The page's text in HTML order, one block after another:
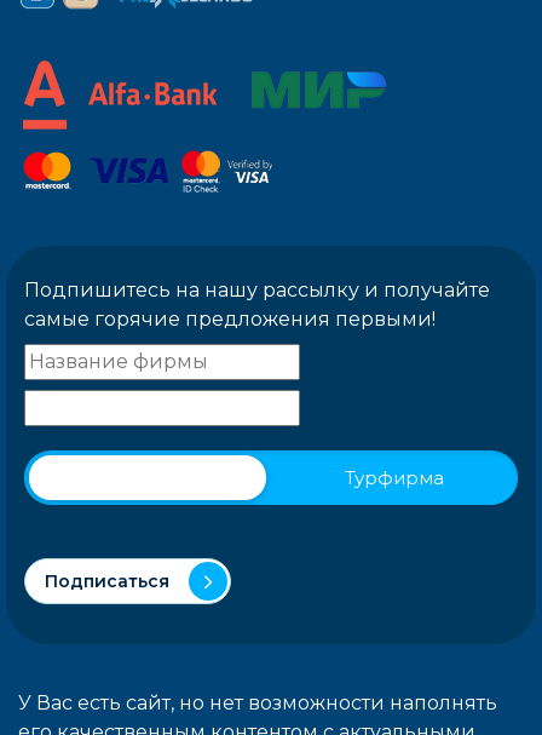
Подпишитесь на нашу рассылку и получайте
самые горячие предложения первыми!
Турфирма
Подписаться
У Вас есть сайт, но нет возможности наполнять